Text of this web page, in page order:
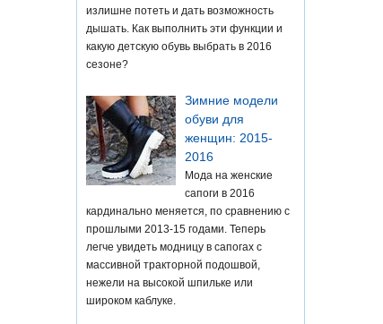
излишне потеть и дать возможность
дышать. Как выполнить эти функции и
какую детскую обувь выбрать в 2016
сезоне?
Зимние модели
обуви для
женщин: 2015-
2016
Мода на женские
сапоги в 2016
кардинально меняется, по сравнению с
прошлыми 2013-15 годами. Теперь
легче увидеть модницу в сапогах с
массивной тракторной подошвой,
нежели на высокой шпильке или
широком каблуке.